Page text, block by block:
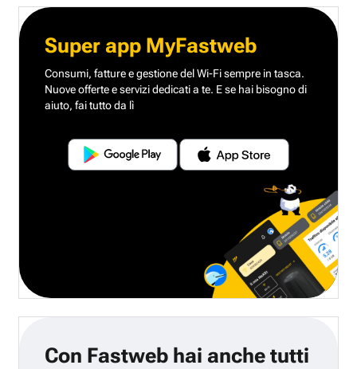
Super app MyFastweb
Consumi, fatture e gestione del Wi-Fi sempre in tasca.
Nuove offerte e servizi dedicati a te. E se hai bisogno di
aiuto, fai tutto da lì
Con Fastweb hai anche tutti